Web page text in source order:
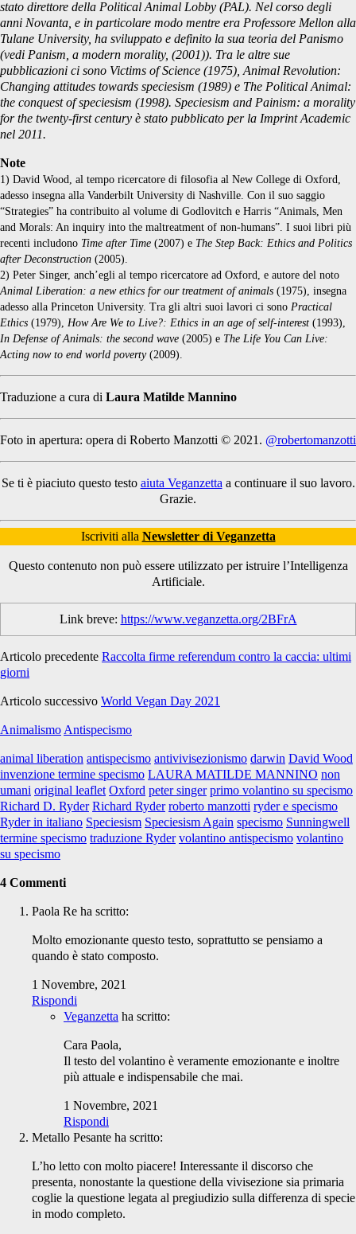
stato direttore della Political Animal Lobby (PAL). Nel corso degli
anni Novanta, e in particolare modo mentre era Professore Mellon alla
Tulane University, ha sviluppato e definito la sua teoria del Panismo
(vedi Panism, a modern morality, (2001)). Tra le altre sue
pubblicazioni ci sono Victims of Science (1975), Animal Revolution:
Changing attitudes towards speciesism (1989) e The Political Animal:
the conquest of speciesism (1998). Speciesism and Painism: a morality
for the twenty-first century è stato pubblicato per la Imprint Academic
nel 2011.
Note
1) David Wood, al tempo ricercatore di filosofia al New College di Oxford,
adesso insegna alla Vanderbilt University di Nashville. Con il suo saggio
“Strategies” ha contribuito al volume di Godlovitch e Harris “Animals, Men
and Morals: An inquiry into the maltreatment of non-humans”. I suoi libri più
recenti includono Time after Time (2007) e The Step Back: Ethics and Politics
after Deconstruction (2005).
2) Peter Singer, anch’egli al tempo ricercatore ad Oxford, e autore del noto
Animal Liberation: a new ethics for our treatment of animals (1975), insegna
adesso alla Princeton University. Tra gli altri suoi lavori ci sono Practical
Ethics (1979), How Are We to Live?: Ethics in an age of self-interest (1993),
In Defense of Animals: the second wave (2005) e The Life You Can Live:
Acting now to end world poverty(2009).
Traduzione a cura di Laura Matilde Mannino
Foto in apertura: opera di Roberto Manzotti © 2021. @robertomanzotti
Se ti è piaciuto questo testo aiuta Veganzetta a continuare il suo lavoro.
Grazie.
Iscriviti alla Newsletter di Veganzetta
Questo contenuto non può essere utilizzato per istruire l’Intelligenza
Artificiale.
Link breve: https://www.veganzetta.org/2BFrA
Articolo precedente Raccolta firme referendum contro la caccia: ultimi
giorni
Articolo successivo World Vegan Day 2021
Animalismo Antispecismo
animal liberation antispecismo antivivisezionismo darwin David Wood
invenzione termine specismo LAURA MATILDE MANNINO non
umani original leaflet Oxford peter singer primo volantino su specismo
Richard D. Ryder Richard Ryder roberto manzotti ryder e specismo
Ryder in italiano Speciesism Speciesism Again specismo Sunningwell
termine specismo traduzione Ryder volantino antispecismo volantino
su specismo
4 Commenti
Paola Re ha scritto:
Molto emozionante questo testo, soprattutto se pensiamo a
quando è stato composto.
1 Novembre, 2021
Rispondi
Veganzetta ha scritto:
Cara Paola,
Il testo del volantino è veramente emozionante e inoltre
più attuale e indispensabile che mai.
1 Novembre, 2021
Rispondi
Metallo Pesante ha scritto:
L’ho letto con molto piacere! Interessante il discorso che
presenta, nonostante la questione della vivisezione sia primaria
coglie la questione legata al pregiudizio sulla differenza di specie
in modo completo.